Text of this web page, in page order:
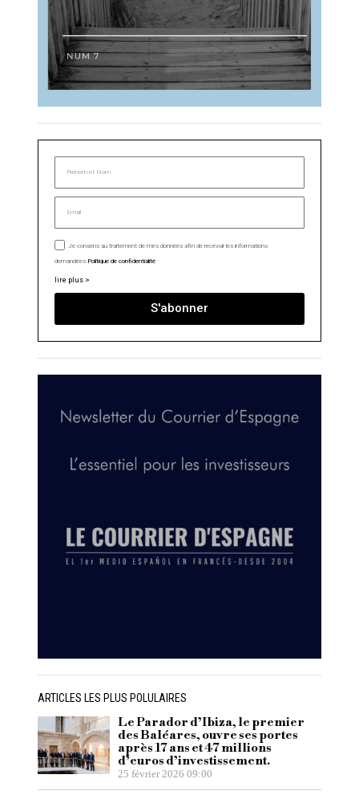
Je consens au traitement de mes données afin de recevoir les informations
demandées. Politique de confidentialité
lire plus >
S'abonner
ARTICLES LES PLUS POLULAIRES
Le Parador d’Ibiza, le premier
des Baléares, ouvre ses portes
après 17 ans et 47 millions
d’euros d’investissement.
25 février 2026 09:00